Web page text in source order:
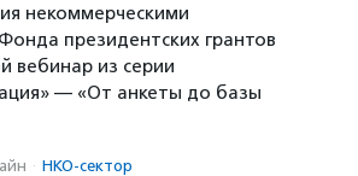
некоммерческими
президентских грантов
вебинар из серии
— «От анкеты до базы
· НКО-сектор